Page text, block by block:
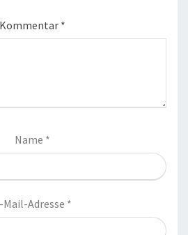
Kommentar *
Name *
Mail-Adresse *